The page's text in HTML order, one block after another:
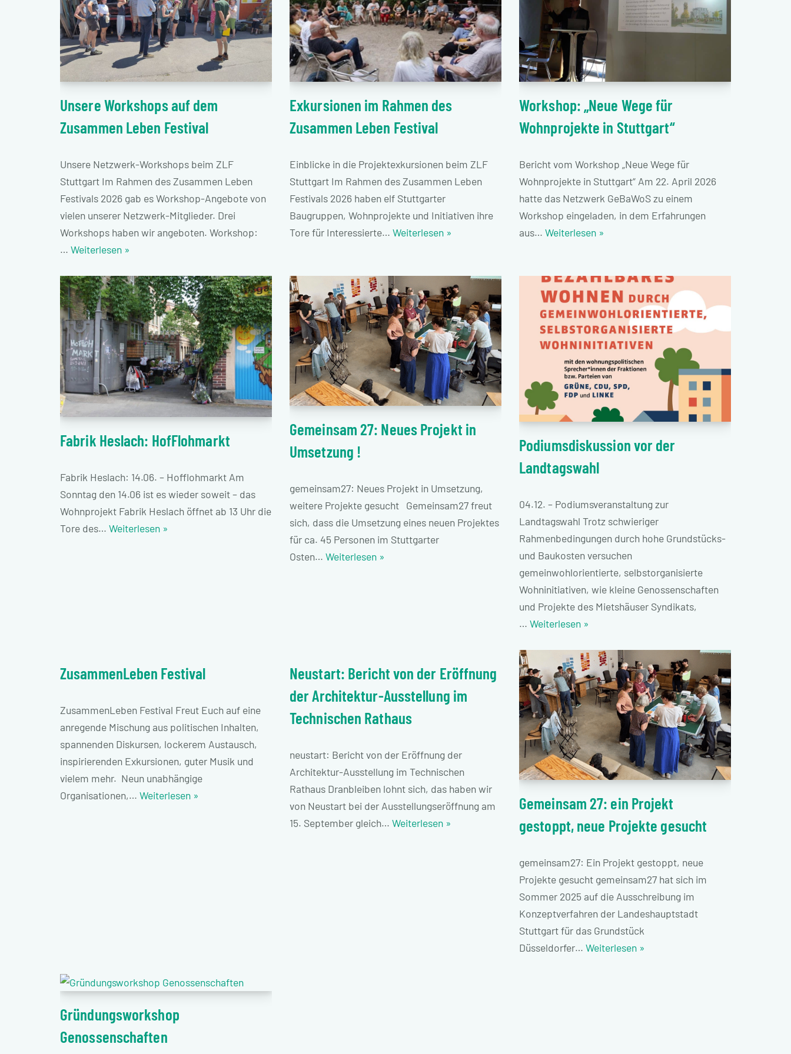
Unsere Workshops auf dem
Zusammen Leben Festival
Unsere Netzwerk-Workshops beim ZLF
Stuttgart Im Rahmen des Zusammen Leben
Festivals 2026 gab es Workshop-Angebote von
vielen unserer Netzwerk-Mitglieder. Drei
Workshops haben wir angeboten. Workshop:
… Weiterlesen »
Exkursionen im Rahmen des
Zusammen Leben Festival
Einblicke in die Projektexkursionen beim ZLF
Stuttgart Im Rahmen des Zusammen Leben
Festivals 2026 haben elf Stuttgarter
Baugruppen, Wohnprojekte und Initiativen ihre
Tore für Interessierte… Weiterlesen »
Workshop: „Neue Wege für
Wohnprojekte in Stuttgart“
Bericht vom Workshop „Neue Wege für
Wohnprojekte in Stuttgart“ Am 22. April 2026
hatte das Netzwerk GeBaWoS zu einem
Workshop eingeladen, in dem Erfahrungen
aus… Weiterlesen »
Fabrik Heslach: HofFlohmarkt
Fabrik Heslach: 14.06. – Hofflohmarkt Am
Sonntag den 14.06 ist es wieder soweit – das
Wohnprojekt Fabrik Heslach öffnet ab 13 Uhr die
Tore des… Weiterlesen »
Gemeinsam 27: Neues Projekt in
Umsetzung !
gemeinsam27: Neues Projekt in Umsetzung,
weitere Projekte gesucht Gemeinsam27 freut
sich, dass die Umsetzung eines neuen Projektes
für ca. 45 Personen im Stuttgarter
Osten… Weiterlesen »
Podiumsdiskussion vor der
Landtagswahl
04.12. – Podiumsveranstaltung zur
Landtagswahl Trotz schwieriger
Rahmenbedingungen durch hohe Grundstücks-
und Baukosten versuchen
gemeinwohlorientierte, selbstorganisierte
Wohninitiativen, wie kleine Genossenschaften
und Projekte des Mietshäuser Syndikats,
… Weiterlesen »
ZusammenLeben Festival
ZusammenLeben Festival Freut Euch auf eine
anregende Mischung aus politischen Inhalten,
spannenden Diskursen, lockerem Austausch,
inspirierenden Exkursionen, guter Musik und
vielem mehr. Neun unabhängige
Organisationen,… Weiterlesen »
Neustart: Bericht von der Eröffnung
der Architektur-Ausstellung im
Technischen Rathaus
neustart: Bericht von der Eröffnung der
Architektur-Ausstellung im Technischen
Rathaus Dranbleiben lohnt sich, das haben wir
von Neustart bei der Ausstellungseröffnung am
15. September gleich… Weiterlesen »
Gemeinsam 27: ein Projekt
gestoppt, neue Projekte gesucht
gemeinsam27: Ein Projekt gestoppt, neue
Projekte gesucht gemeinsam27 hat sich im
Sommer 2025 auf die Ausschreibung im
Konzeptverfahren der Landeshauptstadt
Stuttgart für das Grundstück
Düsseldorfer… Weiterlesen »
Gründungsworkshop
Genossenschaften